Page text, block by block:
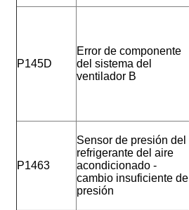
P145D
Error de componente
del sistema del
ventilador B
P1463
Sensor de presión del
refrigerante del aire
acondicionado -
cambio insuficiente de
presión